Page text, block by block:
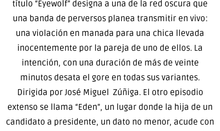
título “Eyewolf” designa a una de la red oscura que
una banda de perversos planea transmitir en vivo:
una violación en manada para una chica llevada
inocentemente por la pareja de uno de ellos. La
intención, con una duración de más de veinte
minutos desata el gore en todas sus variantes.
Dirigida por José Miguel Zúñiga. El otro episodio
extenso se llama “Eden”, un lugar donde la hija de un
candidato a presidente, un dato no menor, acude con